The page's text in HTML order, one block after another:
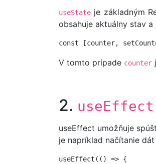
useState je základným
obsahuje aktuálny stav
const [counter,
V tomto prípade counter
2. useEffect
useEffect umožňuje
je napríklad načítanie dát
useEffect(() => {